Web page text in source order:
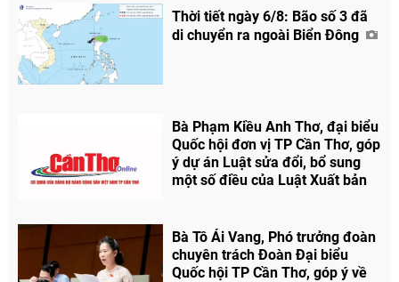
Thời tiết ngày 6/8: Bão số 3 đã
di chuyển ra ngoài Biển Đông
Bà Phạm Kiều Anh Thơ, đại biểu
Quốc hội đơn vị TP Cần Thơ, góp
ý dự án Luật sửa đổi, bổ sung
một số điều của Luật Xuất bản
Bà Tô Ái Vang, Phó trưởng đoàn
chuyên trách Đoàn Đại biểu
Quốc hội TP Cần Thơ, góp ý về